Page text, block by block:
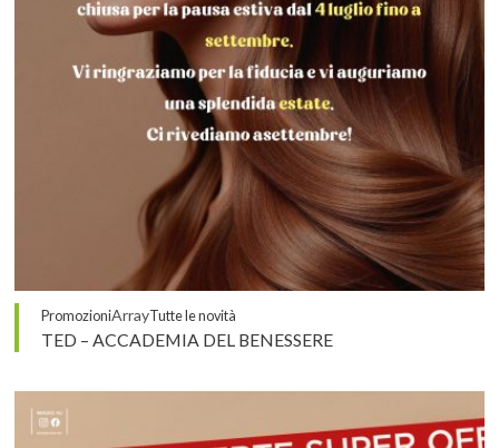
PromozioniArrayTutte le novità
TED – ACCADEMIA DEL BENESSERE